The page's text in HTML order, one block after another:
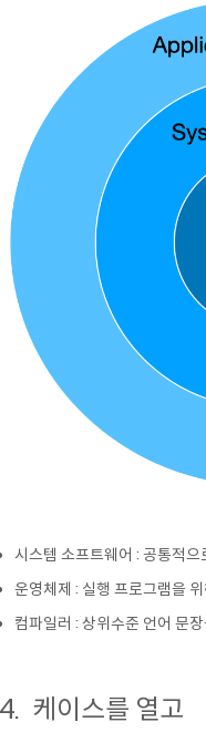
시스템 소프트웨어 : 공통적
운영체제 : 실행 프로그램을
컴파일러 : 상위수준 언어 문
케이스를 열고